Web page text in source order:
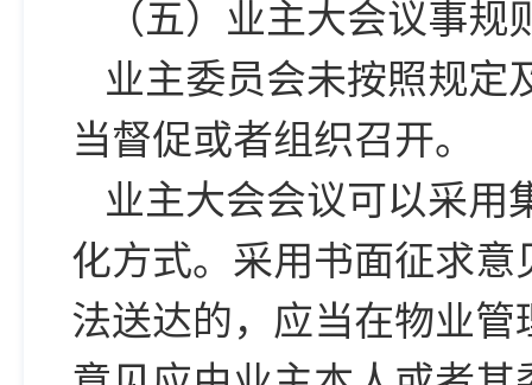
（五）业主大会议事
业主委员会未按照规定
当督促或者组织召开。
业主大会会议可以采用
化方式。采用书面征求
法送达的，应当在物业